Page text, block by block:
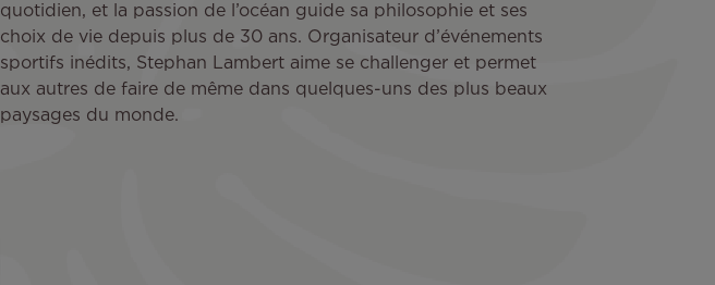
quotidien, et la passion de l’océan guide sa philosophie et ses
choix de vie depuis plus de 30 ans. Organisateur d’événements
sportifs inédits, Stephan Lambert aime se challenger et permet
aux autres de faire de même dans quelques-uns des plus beaux
paysages du monde.